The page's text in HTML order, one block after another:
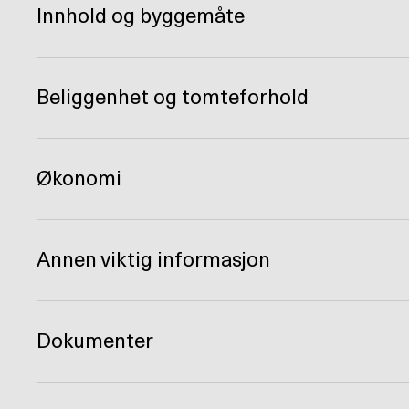
Innhold og byggemåte
Beliggenhet og tomteforhold
Økonomi
Annen viktig informasjon
Dokumenter